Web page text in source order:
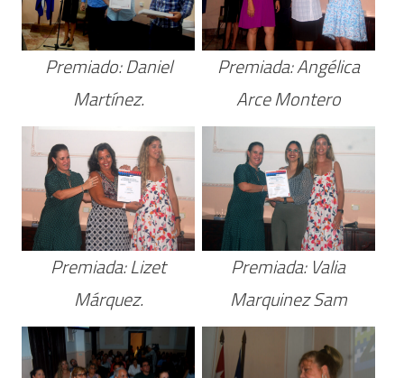
Premiado: Daniel
Martínez.
Premiada: Angélica
Arce Montero
Premiada: Lizet
Márquez.
Premiada: Valia
Marquinez Sam